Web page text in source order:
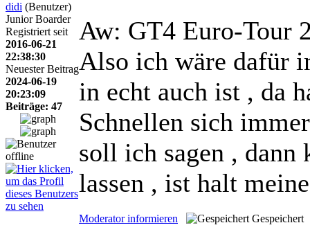
didi (Benutzer)
Junior Boarder
Registriert seit
2016-06-21
22:38:30
Neuester Beitrag
2024-06-19
20:23:09
Beiträge: 47
Aw: GT4 Euro-Tour
Also ich wäre dafür
in echt auch ist , da
Schnellen sich
soll ich sagen , dann
lassen , ist halt
Moderator informieren Gespeichert